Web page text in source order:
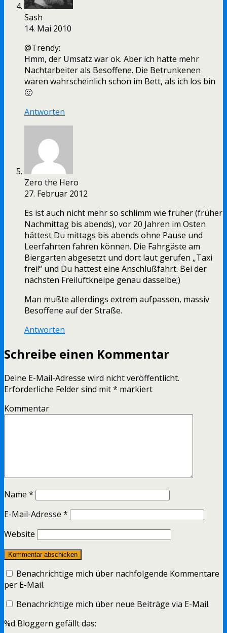
Sash
14. Mai 2010
@Trendy:
Hmm, der Umsatz war ok. Aber ich hatte mehr
Nachtarbeiter als Besoffene. Die Betrunkenen
waren wahrscheinlich schon im Bett, als ich los bin
🙂
Antworten
Zero the Hero
27. Februar 2012
Es ist auch nicht mehr so schlimm wie früher (früher
Nachmittag bis abends), vor 20 Jahren im Osten
hättest Du mittags bis abends ohne Pause und
Leerfahrten fahren können. Die Fahrgäste am
Biergarten abgesetzt und dort laut gerufen „Taxi
frei!“ und Du hattest eine Anschlußfahrt. Bei der
nächsten Freiluftkneipe genau dasselbe;)
Man mußte allerdings extrem aufpassen, massiv
Besoffene auf der Straße.
Antworten
Schreibe einen Kommentar
Deine E-Mail-Adresse wird nicht veröffentlicht.
Erforderliche Felder sind mit* markiert
Kommentar
Name *
E-Mail-Adresse *
Website
Benachrichtige mich über nachfolgende Kommentare
per E-Mail.
Benachrichtige mich über neue Beiträge via E-Mail.
%d Bloggern gefällt das: